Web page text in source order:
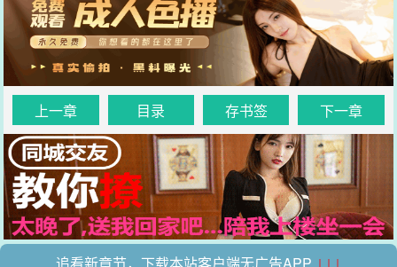
上一章 目录 存书签 下一章
↓↓↓